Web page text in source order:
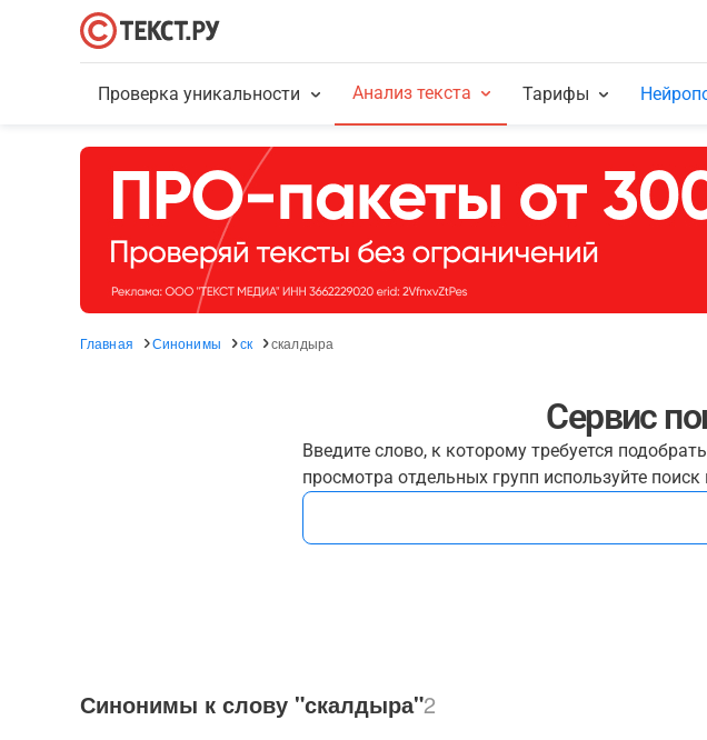
Проверка уникальности Анализ текста Тарифы
Главная Синонимы ск скалдыра
Сервис
Введите слово, к которому требуется
просмотра отдельных групп используйте поиск
Синонимы к слову "скалдыра"2